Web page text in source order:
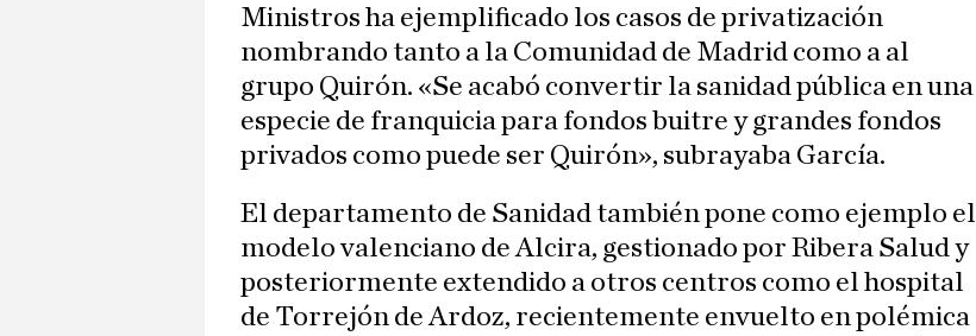
Ministros ha ejemplificado los casos de privatización
nombrando tanto a la Comunidad de Madrid como a al
grupo Quirón. «Se acabó convertir la sanidad pública en una
especie de franquicia para fondos buitre y grandes fondos
privados como puede ser Quirón», subrayaba García.
El departamento de Sanidad también pone como ejemplo el
modelo valenciano de Alcira, gestionado por Ribera Salud y
posteriormente extendido a otros centros como el hospital
de Torrejón de Ardoz, recientemente envuelto en polémica